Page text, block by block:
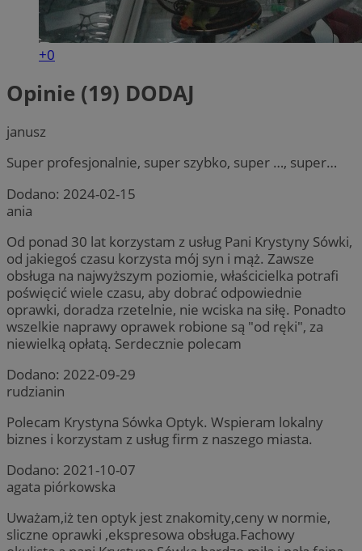
+0
Opinie (19) DODAJ
janusz
Super profesjonalnie, super szybko, super …, super…
Dodano: 2024-02-15
ania
Od ponad 30 lat korzystam z usług Pani Krystyny Sówki,
od jakiegoś czasu korzysta mój syn i mąż. Zawsze
obsługa na najwyższym poziomie, właścicielka potrafi
poświęcić wiele czasu, aby dobrać odpowiednie
oprawki, doradza rzetelnie, nie wciska na siłę. Ponadto
wszelkie naprawy oprawek robione są "od ręki", za
niewielką opłatą. Serdecznie polecam
Dodano: 2022-09-29
rudzianin
Polecam Krystyna Sówka Optyk. Wspieram lokalny
biznes i korzystam z usług firm z naszego miasta.
Dodano: 2021-10-07
agata piórkowska
Uważam,iż ten optyk jest znakomity,ceny w normie,
sliczne oprawki ,ekspresowa obsługa.Fachowy